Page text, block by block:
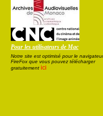
Pour les utilisateurs de Mac
Notre site est optimisé pour le navigateur
FireFox que vous pouvez télécharger
gratuitement ici